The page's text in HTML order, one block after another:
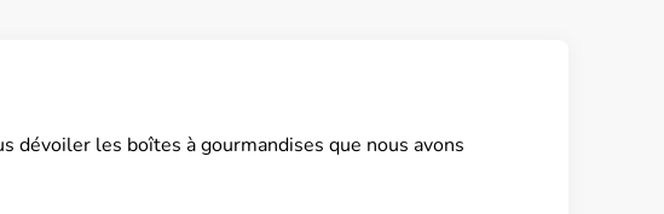
dévoiler les boîtes à gourmandises que nous avons